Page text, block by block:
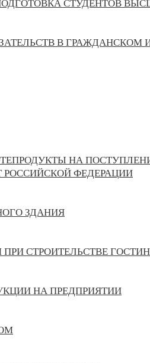
СТУДЕНТОВ
В ГРАЖДАНСКОМ
НА
ФЕДЕРАЦИИ
ЗДАНИЯ
СТРОИТЕЛЬСТВЕ
НА ПРЕДПРИЯТИИ